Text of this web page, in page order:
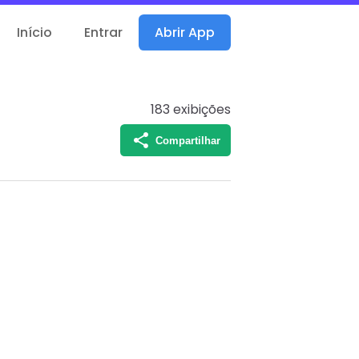
Início Entrar Abrir App
183 exibições
Compartilhar